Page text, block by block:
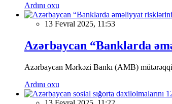
Ardını oxu
13 Fevral 2025, 11:53
Azərbaycan “Banklarda
Azərbaycan Mərkəzi Bankı (AMB) mütərəqqi
Ardını oxu